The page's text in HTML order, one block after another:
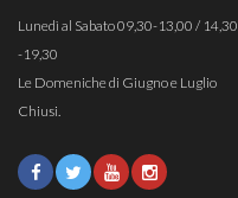
Lunedì al Sabato 09,30-13,00 / 14,30
-19,30
Le Domeniche di Giugno e Luglio
Chiusi.